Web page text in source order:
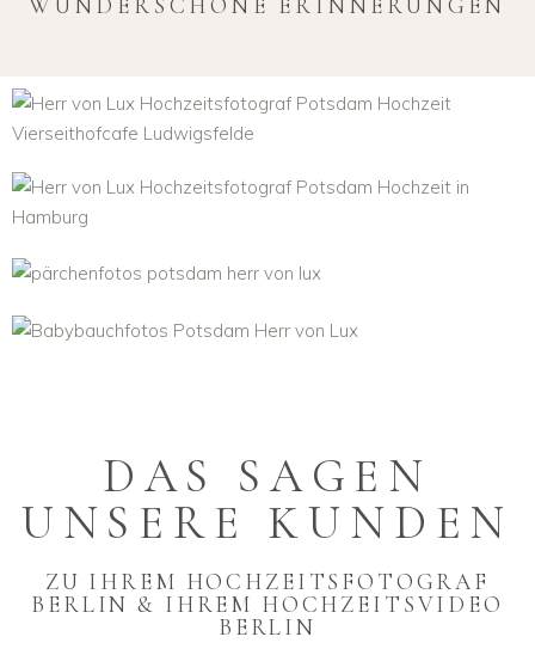
HOCHZEITSBILDER
HOCHZEITSVIDEO
DAS SAGEN
UNSERE KUNDEN
ZU IHREM HOCHZEITSFOTOGRAF
BERLIN & IHREM HOCHZEITSVIDEO
BERLIN